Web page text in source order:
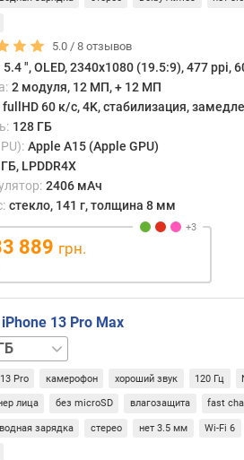
5.0 /8 отзывов
5.4 ", OLED, 2340x1080 (19.5:9), 477 ppi,
2 модуля, 12 МП, + 12 МП
fullHD 60 к/с, 4K, стабилизация,
128 ГБ
Apple A15 (Apple GPU)
LPDDR4X
2406 мАч
стекло, 141 г, толщина 8 мм
889 грн.
13 Pro Max
512 ГБ 1 ТБ
Pro камерофон хороший звук 120 Гц
лица без microSD влагозащита fast
зарядка стерео нет 3.5 мм Wi-Fi 6